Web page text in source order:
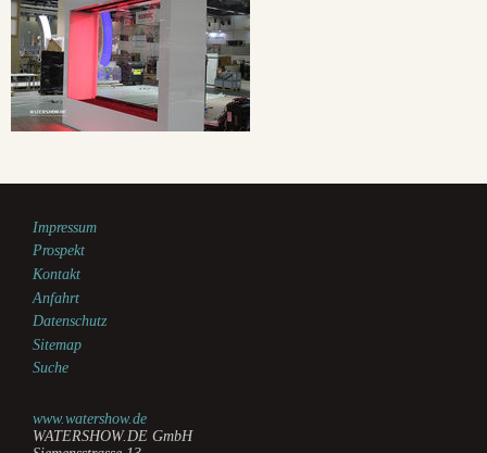
Impressum
Prospekt
Kontakt
Anfahrt
Datenschutz
Sitemap
Suche
www.watershow.de
WATERSHOW.DE GmbH